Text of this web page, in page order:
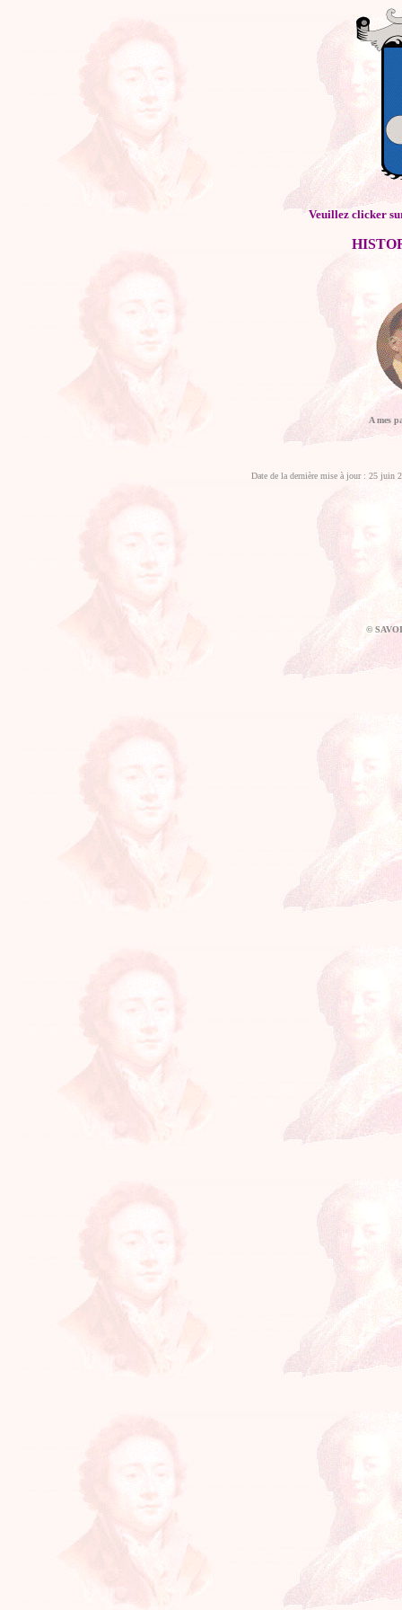
Veuillez clicker
A mes
Date de la dernière mise à jour : 25 juin
©